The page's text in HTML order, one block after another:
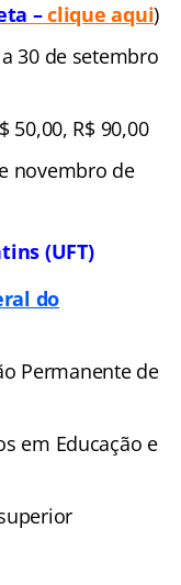
–clique aqui)
30 de setembro
50,00, R$ 90,00
novembro de
(UFT)
do
Permanente de
em Educação e